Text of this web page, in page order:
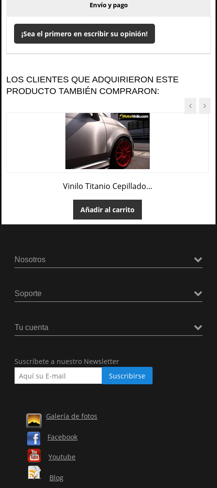
Envío y pago
¡Sea el primero en escribir su opinión!
LOS CLIENTES QUE ADQUIRIERON ESTE
PRODUCTO TAMBIÉN COMPRARON:
Vinilo Titanio Cepillado...
Añadir al carrito
Nosotros
Soporte
Tu cuenta
Suscríbete a nuestro Newsletter
Galería de fotos
Facebook
Youtube
Blog